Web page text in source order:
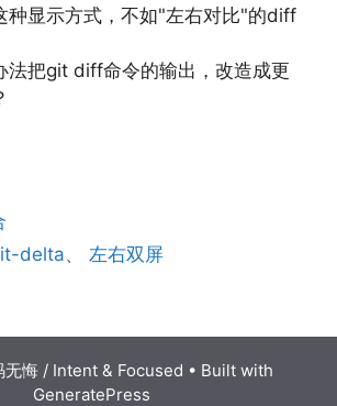
种显示方式，不如"左右对比"的diff
法把git diff命令的输出，改造成更
delta、左右双屏
悔 / Intent & Focused • Built with
GeneratePress